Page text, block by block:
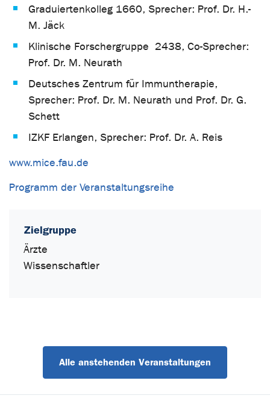
Graduiertenkolleg 1660, Sprecher: Prof. Dr. H.-
M. Jäck
Klinische Forschergruppe 2438, Co-Sprecher:
Prof. Dr. M. Neurath
Deutsches Zentrum für Immuntherapie,
Sprecher: Prof. Dr. M. Neurath und Prof. Dr. G.
Schett
IZKF Erlangen, Sprecher: Prof. Dr. A. Reis
www.mice.fau.de
Programm der Veranstaltungsreihe
Zielgruppe
Ärzte
Wissenschaftler
Alle anstehenden Veranstaltungen